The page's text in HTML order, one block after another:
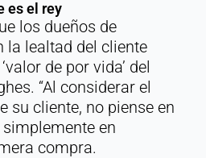
es el rey
los dueños de
la lealtad del cliente
de por vida’ del
“Al considerar el
su cliente, no piense en
en
compra.